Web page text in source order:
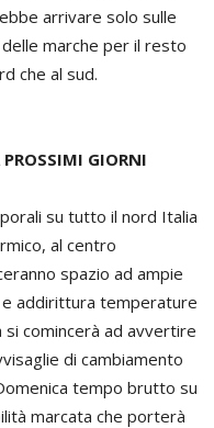
arrivare solo sulle
delle marche per il resto
che al sud.
GIORNI
su tutto il nord Italia
al centro
spazio ad ampie
addirittura temperature
comincerà ad avvertire
di cambiamento
tempo brutto su
marcata che porterà